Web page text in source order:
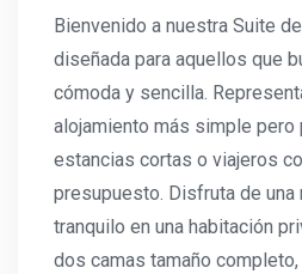
Bienvenido a nuestra Suite
diseñada para aquellos que
cómoda y sencilla.
alojamiento más simple pero
estancias cortas o viajeros
presupuesto. Disfruta de una
tranquilo en una habitación
dos camas tamaño